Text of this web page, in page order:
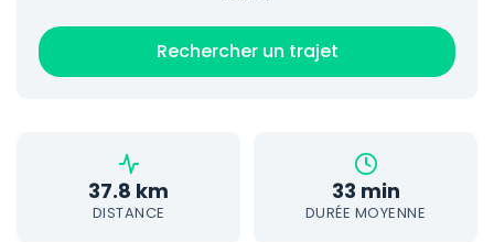
Rechercher un trajet
37.8 km
DISTANCE
33 min
DURÉE MOYENNE